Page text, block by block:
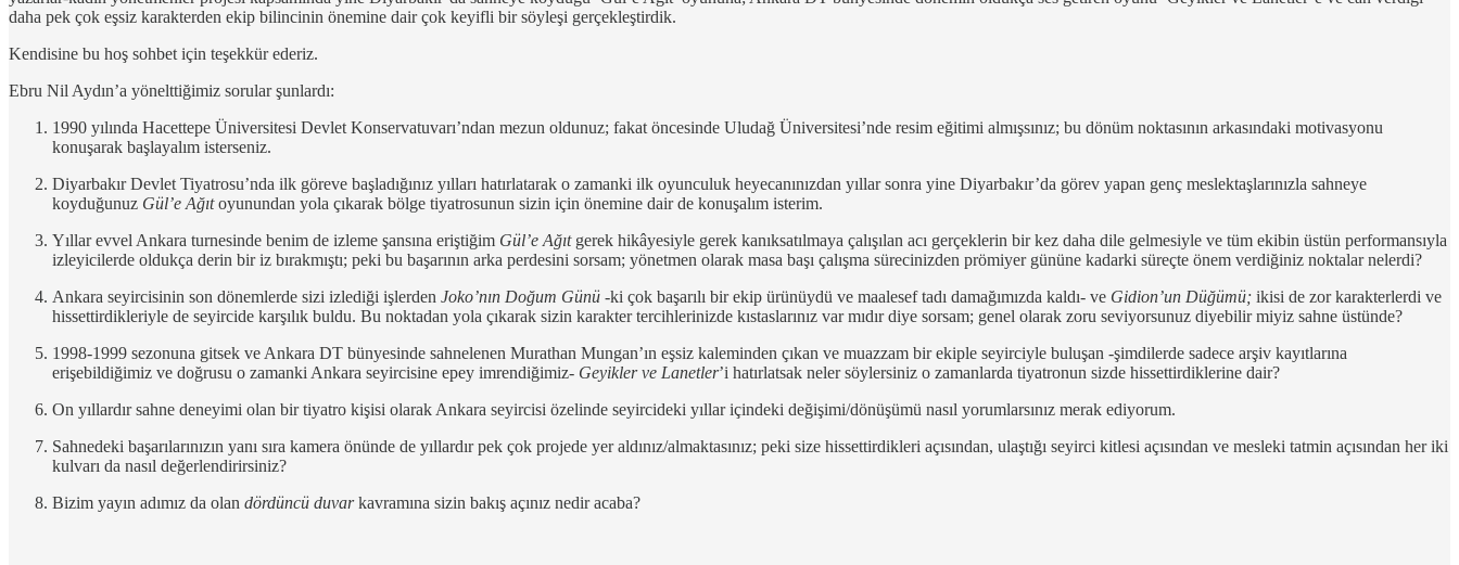
daha pek çok eşsiz karakterden ekip bilincinin önemine dair çok keyifli bir söyleşi gerçekleştirdik.
Kendisine bu hoş sohbet için teşekkür ederiz.
Ebru Nil Aydın’a yönelttiğimiz sorular şunlardı:
1990 yılında Hacettepe Üniversitesi Devlet Konservatuvarı’ndan mezun oldunuz; fakat öncesinde Uludağ Üniversitesi’nde resim eğitimi almışsınız; bu dönüm noktasının arkasındaki motivasyonu
konuşarak başlayalım isterseniz.
Diyarbakır Devlet Tiyatrosu’nda ilk göreve başladığınız yılları hatırlatarak o zamanki ilk oyunculuk heyecanınızdan yıllar sonra yine Diyarbakır’da görev yapan genç meslektaşlarınızla sahneye
koyduğunuz Gül’e Ağıtoyunundan yola çıkarak bölge tiyatrosunun sizin için önemine dair de konuşalım isterim.
Yıllar evvel Ankara turnesinde benim de izleme şansına eriştiğim Gül’e Ağıtgerek hikâyesiyle gerek kanıksatılmaya çalışılan acı gerçeklerin bir kez daha dile gelmesiyle ve tüm ekibin üstün performansıyla
izleyicilerde oldukça derin bir iz bırakmıştı; peki bu başarının arka perdesini sorsam; yönetmen olarak masa başı çalışma sürecinizden prömiyer gününe kadarki süreçte önem verdiğiniz noktalar nelerdi?
Ankara seyircisinin son dönemlerde sizi izlediği işlerden Joko’nın Doğum Günü -ki çok başarılı bir ekip ürünüydü ve maalesef tadı damağımızda kaldı- ve Gidion’un Düğümü; ikisi de zor karakterlerdi ve
hissettirdikleriyle de seyircide karşılık buldu. Bu noktadan yola çıkarak sizin karakter tercihlerinizde kıstaslarınız var mıdır diye sorsam; genel olarak zoru seviyorsunuz diyebilir miyiz sahne üstünde?
1998-1999 sezonuna gitsek ve Ankara DT bünyesinde sahnelenen Murathan Mungan’ın eşsiz kaleminden çıkan ve muazzam bir ekiple seyirciyle buluşan -şimdilerde sadece arşiv kayıtlarına
erişebildiğimiz ve doğrusu o zamanki Ankara seyircisine epey imrendiğimiz- Geyikler ve Lanetler’i hatırlatsak neler söylersiniz o zamanlarda tiyatronun sizde hissettirdiklerine dair?
On yıllardır sahne deneyimi olan bir tiyatro kişisi olarak Ankara seyircisi özelinde seyircideki yıllar içindeki değişimi/dönüşümü nasıl yorumlarsınız merak ediyorum.
Sahnedeki başarılarınızın yanı sıra kamera önünde de yıllardır pek çok projede yer aldınız/almaktasınız; peki size hissettirdikleri açısından, ulaştığı seyirci kitlesi açısından ve mesleki tatmin açısından her iki
kulvarı da nasıl değerlendirirsiniz?
Bizim yayın adımız da olan dördüncü duvarkavramına sizin bakış açınız nedir acaba?